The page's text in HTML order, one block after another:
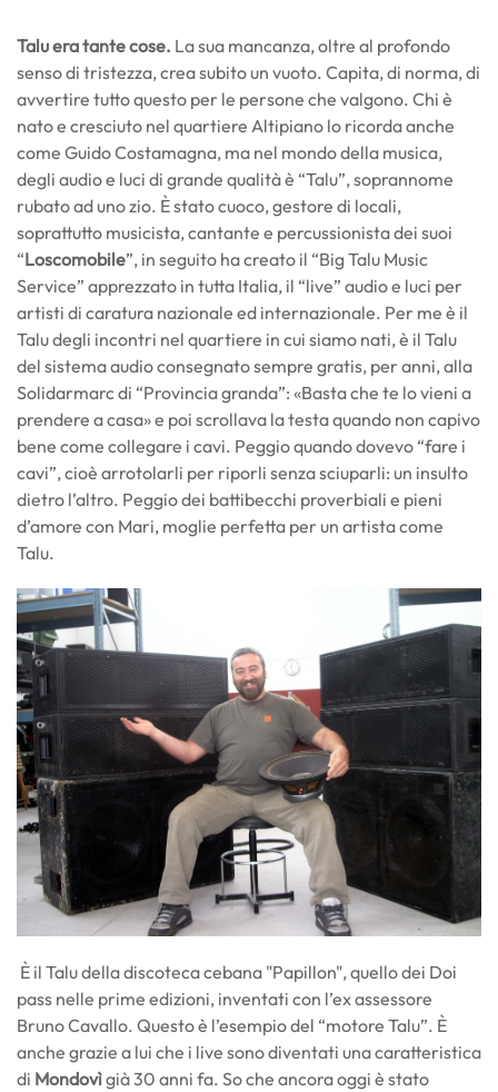
Talu era tante cose. La sua mancanza, oltre al profondo
senso di tristezza, crea subito un vuoto. Capita, di norma, di
avvertire tutto questo per le persone che valgono. Chi è
nato e cresciuto nel quartiere Altipiano lo ricorda anche
come Guido Costamagna, ma nel mondo della musica,
degli audio e luci di grande qualità è “Talu”, soprannome
rubato ad uno zio. È stato cuoco, gestore di locali,
soprattutto musicista, cantante e percussionista dei suoi
“Loscomobile”, in seguito ha creato il “Big Talu Music
Service” apprezzato in tutta Italia, il “live” audio e luci per
artisti di caratura nazionale ed internazionale. Per me è il
Talu degli incontri nel quartiere in cui siamo nati, è il Talu
del sistema audio consegnato sempre gratis, per anni, alla
Solidarmarc di “Provincia granda”: «Basta che te lo vieni a
prendere a casa» e poi scrollava la testa quando non capivo
bene come collegare i cavi. Peggio quando dovevo “fare i
cavi”, cioè arrotolarli per riporli senza sciuparli: un insulto
dietro l’altro. Peggio dei battibecchi proverbiali e pieni
d’amore con Mari, moglie perfetta per un artista come
Talu.
È il Talu della discoteca cebana "Papillon", quello dei Doi
pass nelle prime edizioni, inventati con l’ex assessore
Bruno Cavallo. Questo è l’esempio del “motore Talu”. È
anche grazie a lui che i live sono diventati una caratteristica
di Mondovìgià 30 anni fa. So che ancora oggi è stato